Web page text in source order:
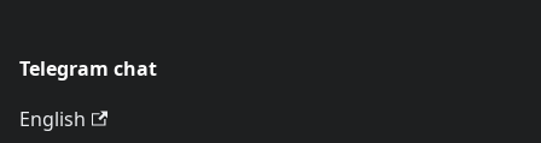
Telegram chat
English